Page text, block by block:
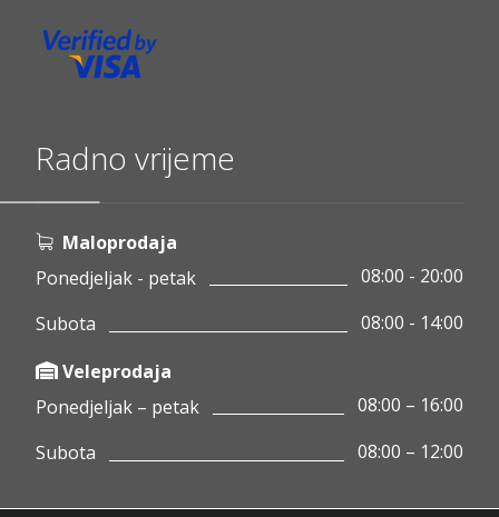
Radno vrijeme
Maloprodaja
Ponedjeljak - petak
08:00 - 20:00
Subota
08:00 - 14:00
Veleprodaja
Ponedjeljak – petak
08:00 – 16:00
Subota
08:00 – 12:00